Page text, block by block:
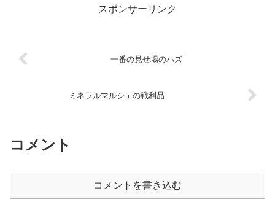
スポンサーリンク
一番の見せ場のハズ
ミネラルマルシェの戦利品
コメント
コメントを書き込む